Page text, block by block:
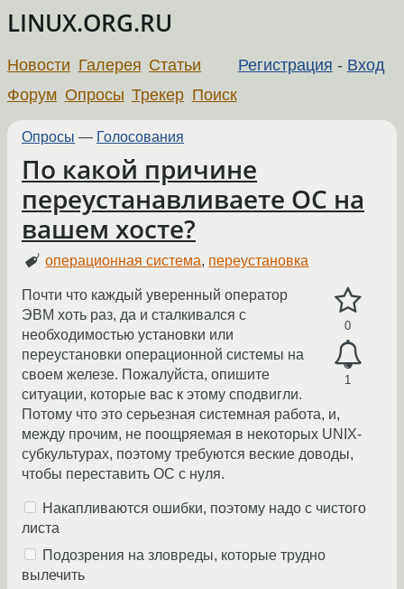
LINUX.ORG.RU
Регистрация - Вход
Новости Галерея Статьи
Форум Опросы Трекер Поиск
Опросы — Голосования
По какой причине
переустанавливаете ОС на
вашем хосте?
операционная система, переустановка
0
1
Почти что каждый уверенный оператор
ЭВМ хоть раз, да и сталкивался с
необходимостью установки или
переустановки операционной системы на
своем железе. Пожалуйста, опишите
ситуации, которые вас к этому сподвигли.
Потому что это серьезная системная работа, и,
между прочим, не поощряемая в некоторых UNIX-
субкультурах, поэтому требуются веские доводы,
чтобы переставить ОС с нуля.
Накапливаются ошибки, поэтому надо с чистого
листа
Подозрения на зловреды, которые трудно
вылечить